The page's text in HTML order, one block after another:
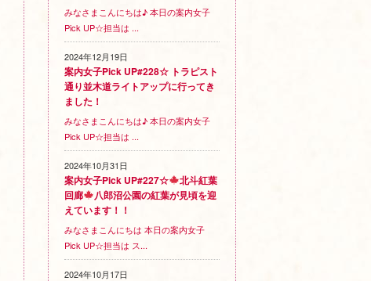
みなさまこんにちは♪ 本日の案内女子
Pick UP☆担当は ...
2024年12月19日
案内女子Pick UP#228☆ トラピスト
通り並木道ライトアップに行ってき
ました！
みなさまこんにちは♪ 本日の案内女子
Pick UP☆担当は ...
2024年10月31日
案内女子Pick UP#227☆
北斗紅葉
回廊
八郎沼公園の紅葉が見頃を迎
えています！！
みなさまこんにちは 本日の案内女子
Pick UP☆担当は ス...
2024年10月17日